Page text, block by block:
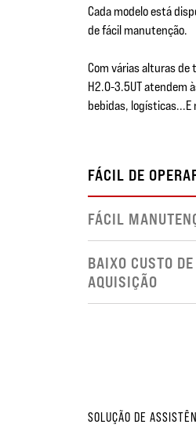
Cada modelo está
de fácil manutenção.
Com várias alturas
H2.0-3.5UT atendem
bebidas, logísticas...E
FÁCIL DE
FÁCIL
BAIXO CUSTO DE
AQUISIÇÃO
SOLUÇÃO DE